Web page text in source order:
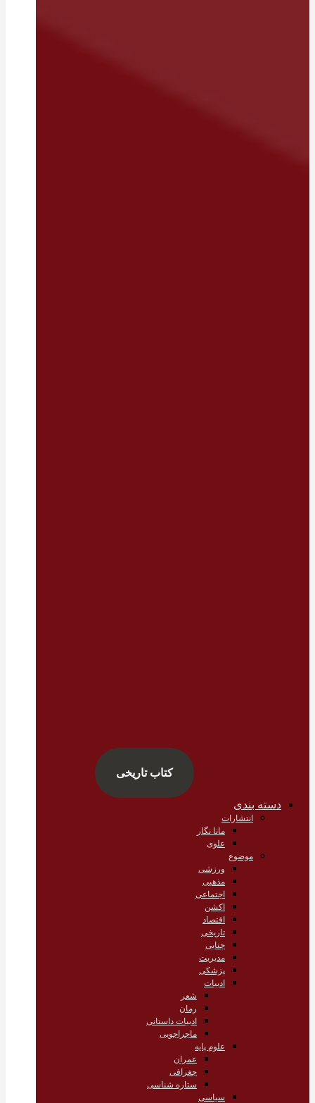
کتاب تاریخی
دسته بندی
انتشارات
مانا نگار
علوی
موضوع
ورزشی
مذهبی
اجتماعی
اکشن
اقتصاد
تاریخی
جنایی
مدیریت
پزشکی
ادبیات
شعر
رمان
ادبیات داستانی
ماجراجویی
علوم پایه
عمران
جغرافی
ستاره شناسی
سیاسی